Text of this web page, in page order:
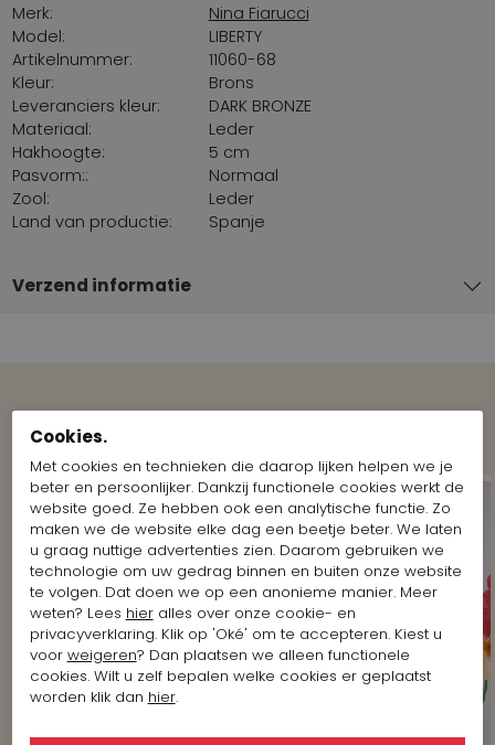
Merk:
Nina Fiarucci
Model:
LIBERTY
Artikelnummer:
11060-68
Kleur:
Brons
Leveranciers kleur:
DARK BRONZE
Materiaal:
Leder
Hakhoogte:
5 cm
Pasvorm::
Normaal
Zool:
Leder
Land van productie:
Spanje
Verzend informatie
Cookies.
Met cookies en technieken die daarop lijken helpen we je
beter en persoonlijker. Dankzij functionele cookies werkt de
website goed. Ze hebben ook een analytische functie. Zo
maken we de website elke dag een beetje beter. We laten
u graag nuttige advertenties zien. Daarom gebruiken we
technologie om uw gedrag binnen en buiten onze website
te volgen. Dat doen we op een anonieme manier. Meer
weten? Lees hieralles over onze cookie- en
privacyverklaring. Klik op 'Oké' om te accepteren. Kiest u
voor weigeren? Dan plaatsen we alleen functionele
cookies. Wilt u zelf bepalen welke cookies er geplaatst
worden klik dan hier.